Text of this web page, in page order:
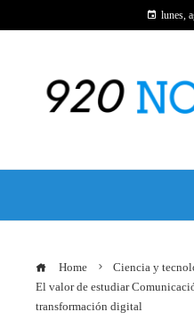
lunes,
Home
Ciencia y
El valor de estudiar
transformación digital